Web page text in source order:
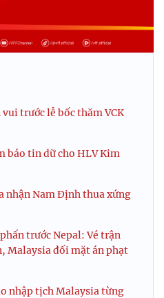
trước lễ bốc thăm VCK
báo tin dữ cho HLV Kim
nhận Nam Định thua xứng
trước Nepal: Vé trận
Malaysia đối mặt án phạt
nhập tịch Malaysia từng